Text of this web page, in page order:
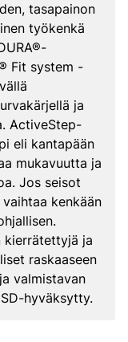
tasapainon
työkenkä
Fit system -
ja
ActiveStep-
eli kantapään
mukavuutta ja
Jos seisot
kenkään
kierrätettyjä ja
raskaaseen
valmistavan
hyväksytty.